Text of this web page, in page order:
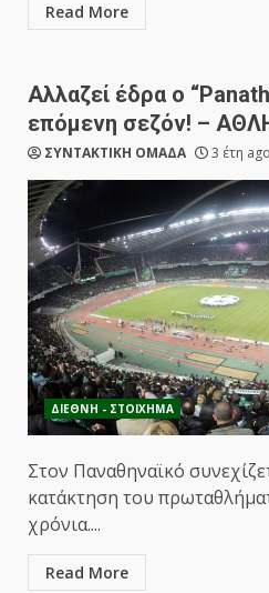
Read More
Αλλαζεί έδρα ο
επόμενη σεζόν! –
ΣΥΝΤΑΚΤΙΚΗ ΟΜΑΔΑ 3 έτη ago
ΔΙΕΘΝΗ - ΣΤΟΙΧΗΜΑ
Στον Παναθηναϊκό
κατάκτηση του
χρόνια....
Read More